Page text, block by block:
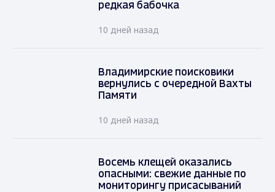
редкая бабочка
10 дней назад
Владимирские поисковики
вернулись с очередной Вахты
Памяти
10 дней назад
Восемь клещей оказались
опасными: свежие данные по
мониторингу присасываний